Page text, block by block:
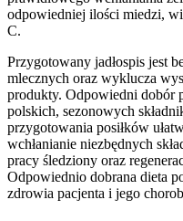
odpowiedniej ilości miedzi,
C.
Przygotowany jadłospis jest
mlecznych oraz wyklucza
produkty. Odpowiedni dobór
polskich, sezonowych
przygotowania posiłków
wchłanianie niezbędnych
pracy śledziony oraz
Odpowiednio dobrana dieta
zdrowia pacjenta i jego